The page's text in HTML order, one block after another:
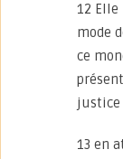
12 Elle
mode
ce
justice
13 en